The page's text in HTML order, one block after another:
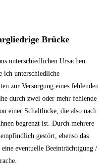
Brücke
unterschiedlichen Ursachen
ich unterschiedliche
zur Versorgung eines fehlenden
durch zwei oder mehr fehlende
einer Schaltlücke, die also nach
begrenzt ist. Durch mehrere
gestört, ebenso das
eventuelle Beeinträchtigung /